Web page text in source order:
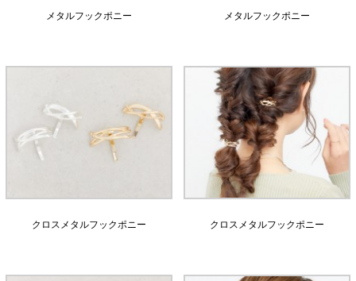
メタルフックポニー メタルフックポニー
クロスメタルフックポニー クロスメタルフックポニー